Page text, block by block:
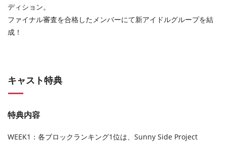
ディション。
ファイナル審査を合格したメンバーにて新アイドルグループを結
成！
キャスト特典
特典内容
WEEK1：各ブロックランキング1位は、Sunny Side Project